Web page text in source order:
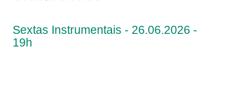
Sextas Instrumentais - 26.06.2026 -
19h